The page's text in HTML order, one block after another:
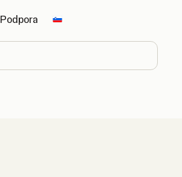
Podpora Change country